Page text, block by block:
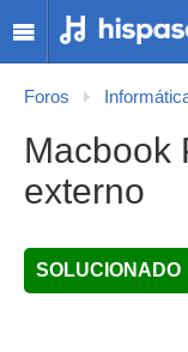
Foros
Macbook
externo
SOLUCIONADO